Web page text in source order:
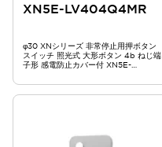
XN5E-LV404Q4MR
φ30 XNシリーズ 非常停止用押ボタン
スイッチ 照光式 大形ボタン 4b ねじ端
子形 感電防止カバー付 XN5E-